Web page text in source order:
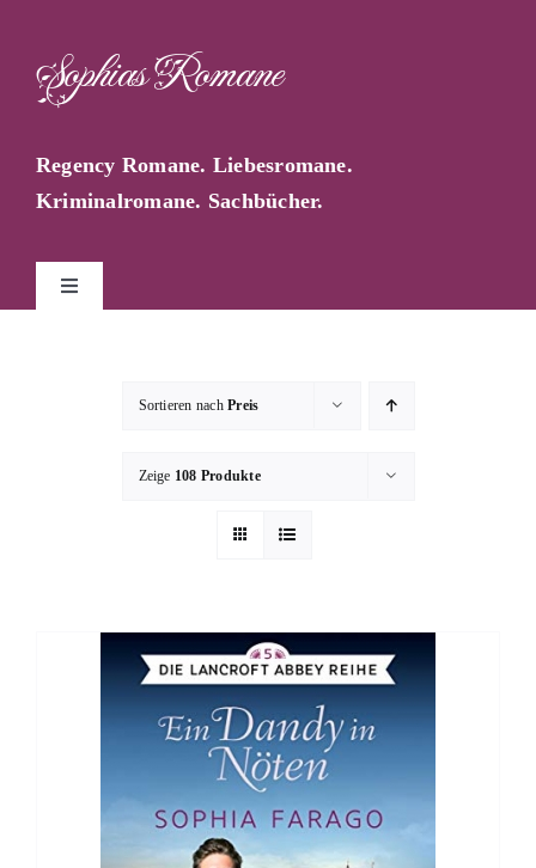
springenSophias Romane
Regency Romane. Liebesromane.
Kriminalromane. Sachbücher.
Toggle
Sophie Berg
Sophia Rauchberg
Dr. Rauchberger
Sortieren nachPreis
Zeige 108 Produkte